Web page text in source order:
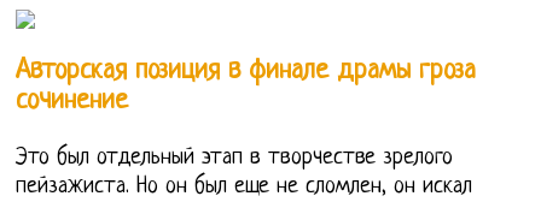
Авторская позиция в финале драмы гроза
сочинение
Это был отдельный этап в творчестве зрелого
пейзажиста. Но он был еще не сломлен, он искал